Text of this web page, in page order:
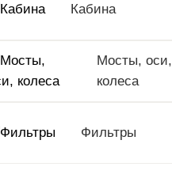
Кабина
Мосты, оси,
колеса
Фильтры